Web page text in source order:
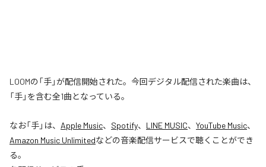
LOOMの「手」が配信開始された。今回デジタル配信された楽曲は、
「手」を含む全1曲となっている。
なお「手」は、 Apple Music、 Spotify、 LINE MUSIC、 YouTube Music、
Amazon Music Unlimitedなどの音楽配信サービスで聴くことができ
る。